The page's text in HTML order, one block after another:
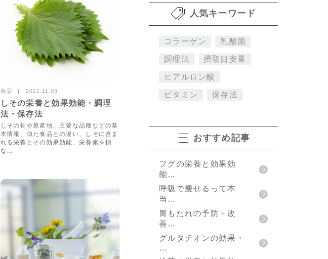
5655views
食品 2021.11.03
しその栄養と効果効能・調理
法・保存法
しその旬や原産地、主要な品種などの基
本情報、似た食品との違い、しそに含ま
れる栄養とその効果効能、栄養素を損
な…
人気キーワード
コラーゲン 乳酸菌
調理法 摂取目安量
ヒアルロン酸
ビタミン 保存法
おすすめ記事
フグの栄養と効果効
能…
呼吸で痩せるって本
当…
胃もたれの予防・改
善…
グルタチオンの効果・
…